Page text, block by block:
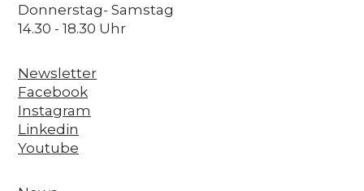
Donnerstag- Samstag
14.30 - 18.30 Uhr
Newsletter
Facebook
Instagram
Linkedin
Youtube